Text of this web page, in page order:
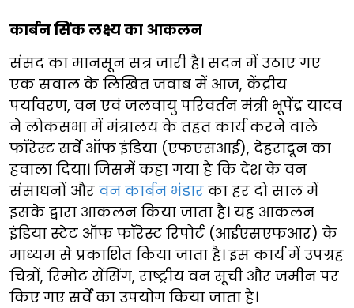
कार्बन सिंक लक्ष्य का आकलन
संसद का मानसून सत्र जारी है। सदन में उठाए गए
एक सवाल के लिखित जवाब में आज, केंद्रीय
पर्यावरण, वन एवं जलवायु परिवर्तन मंत्री भूपेंद्र यादव
ने लोकसभा में मंत्रालय के तहत कार्य करने वाले
फॉरेस्ट सर्वे ऑफ इंडिया (एफएसआई), देहरादून का
हवाला दिया। जिसमें कहा गया है कि देश के वन
संसाधनों और वन कार्बन भंडार का हर दो साल में
इसके द्वारा आकलन किया जाता है। यह आकलन
इंडिया स्टेट ऑफ फॉरेस्ट रिपोर्ट (आईएसएफआर) के
माध्यम से प्रकाशित किया जाता है। इस कार्य में उपग्रह
चित्रों, रिमोट सेंसिंग, राष्ट्रीय वन सूची और जमीन पर
किए गए सर्वे का उपयोग किया जाता है।